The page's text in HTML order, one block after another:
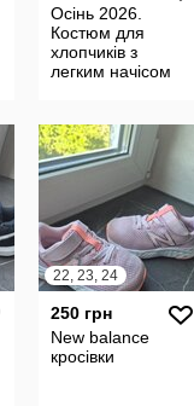
Осінь 2026.
Костюм для
хлопчиків з
легким начісом
22, 23, 24
250 грн
New balance
кросівки